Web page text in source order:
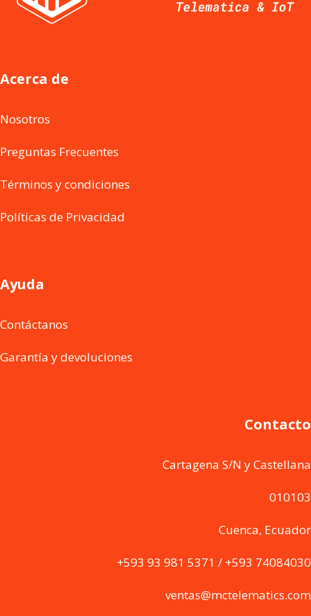
Acerca de
Nosotros
Preguntas Frecuentes
Términos y condiciones
Políticas de Privacidad
Ayuda
Contáctanos
Garantía y devoluciones
Contacto
Cartagena S/N y Castellana
010103
Cuenca, Ecuador
+593 93 981 5371 / +593 74084030
ventas@mctelematics.com